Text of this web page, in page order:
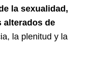
la sexualidad,
alterados de
la plenitud y la